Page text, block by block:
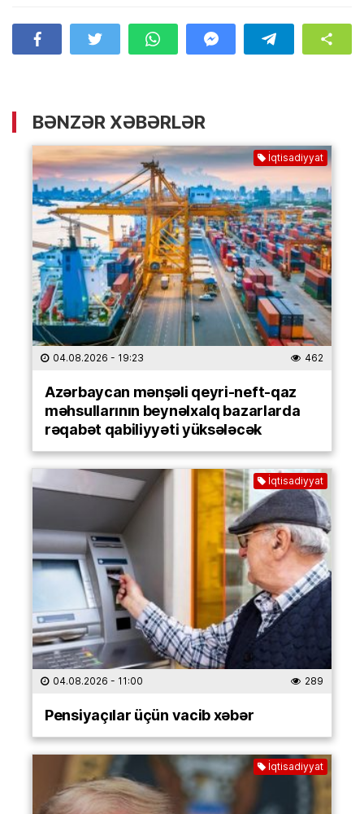
BƏNZƏR XƏBƏRLƏR
İqtisadiyyat
04.08.2026 - 19:23 462
Azərbaycan mənşəli qeyri-neft-qaz
məhsullarının beynəlxalq bazarlarda
rəqabət qabiliyyəti yüksələcək
İqtisadiyyat
04.08.2026 - 11:00 289
Pensiyaçılar üçün vacib xəbər
İqtisadiyyat